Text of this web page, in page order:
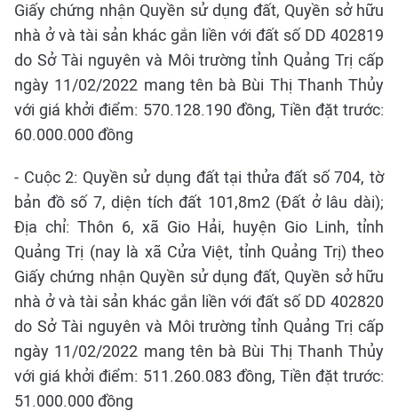
Giấy chứng nhận Quyền sử dụng đất, Quyền sở hữu
nhà ở và tài sản khác gắn liền với đất số DD 402819
do Sở Tài nguyên và Môi trường tỉnh Quảng Trị cấp
ngày 11/02/2022 mang tên bà Bùi Thị Thanh Thủy
với giá khởi điểm: 570.128.190 đồng, Tiền đặt trước:
60.000.000 đồng
- Cuộc 2: Quyền sử dụng đất tại thửa đất số 704, tờ
bản đồ số 7, diện tích đất 101,8m2 (Đất ở lâu dài);
Địa chỉ: Thôn 6, xã Gio Hải, huyện Gio Linh, tỉnh
Quảng Trị (nay là xã Cửa Việt, tỉnh Quảng Trị) theo
Giấy chứng nhận Quyền sử dụng đất, Quyền sở hữu
nhà ở và tài sản khác gắn liền với đất số DD 402820
do Sở Tài nguyên và Môi trường tỉnh Quảng Trị cấp
ngày 11/02/2022 mang tên bà Bùi Thị Thanh Thủy
với giá khởi điểm: 511.260.083 đồng, Tiền đặt trước:
51.000.000 đồng